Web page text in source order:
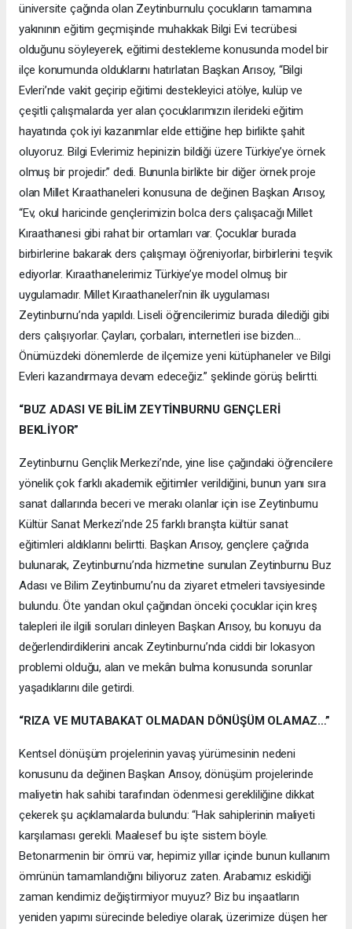
üniversite çağında olan Zeytinburnulu çocukların tamamına
yakınının eğitim geçmişinde muhakkak Bilgi Evi tecrübesi
olduğunu söyleyerek, eğitimi destekleme konusunda model bir
ilçe konumunda olduklarını hatırlatan Başkan Arısoy, “Bilgi
Evleri’nde vakit geçirip eğitimi destekleyici atölye, kulüp ve
çeşitli çalışmalarda yer alan çocuklarımızın ilerideki eğitim
hayatında çok iyi kazanımlar elde ettiğine hep birlikte şahit
oluyoruz. Bilgi Evlerimiz hepinizin bildiği üzere Türkiye’ye örnek
olmuş bir projedir.” dedi. Bununla birlikte bir diğer örnek proje
olan Millet Kıraathaneleri konusuna de değinen Başkan Arısoy,
“Ev, okul haricinde gençlerimizin bolca ders çalışacağı Millet
Kıraathanesi gibi rahat bir ortamları var. Çocuklar burada
birbirlerine bakarak ders çalışmayı öğreniyorlar, birbirlerini teşvik
ediyorlar. Kıraathanelerimiz Türkiye’ye model olmuş bir
uygulamadır. Millet Kıraathaneleri’nin ilk uygulaması
Zeytinburnu’nda yapıldı. Liseli öğrencilerimiz burada dilediği gibi
ders çalışıyorlar. Çayları, çorbaları, internetleri ise bizden…
Önümüzdeki dönemlerde de ilçemize yeni kütüphaneler ve Bilgi
Evleri kazandırmaya devam edeceğiz.” şeklinde görüş belirtti.
“BUZ ADASI VE BİLİM ZEYTİNBURNU GENÇLERİ
BEKLİYOR”
Zeytinburnu Gençlik Merkezi’nde, yine lise çağındaki öğrencilere
yönelik çok farklı akademik eğitimler verildiğini, bunun yanı sıra
sanat dallarında beceri ve merakı olanlar için ise Zeytinburnu
Kültür Sanat Merkezi’nde 25 farklı branşta kültür sanat
eğitimleri aldıklarını belirtti. Başkan Arısoy, gençlere çağrıda
bulunarak, Zeytinburnu’nda hizmetine sunulan Zeytinburnu Buz
Adası ve Bilim Zeytinburnu’nu da ziyaret etmeleri tavsiyesinde
bulundu. Öte yandan okul çağından önceki çocuklar için kreş
talepleri ile ilgili soruları dinleyen Başkan Arısoy, bu konuyu da
değerlendirdiklerini ancak Zeytinburnu’nda ciddi bir lokasyon
problemi olduğu, alan ve mekân bulma konusunda sorunlar
yaşadıklarını dile getirdi.
“RIZA VE MUTABAKAT OLMADAN DÖNÜŞÜM OLAMAZ…”
Kentsel dönüşüm projelerinin yavaş yürümesinin nedeni
konusunu da değinen Başkan Arısoy, dönüşüm projelerinde
maliyetin hak sahibi tarafından ödenmesi gerekliliğine dikkat
çekerek şu açıklamalarda bulundu: “Hak sahiplerinin maliyeti
karşılaması gerekli. Maalesef bu işte sistem böyle.
Betonarmenin bir ömrü var, hepimiz yıllar içinde bunun kullanım
ömrünün tamamlandığını biliyoruz zaten. Arabamız eskidiği
zaman kendimiz değiştirmiyor muyuz? Biz bu inşaatların
yeniden yapımı sürecinde belediye olarak, üzerimize düşen her